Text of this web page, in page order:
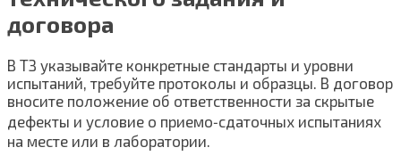
договора
В ТЗ указывайте конкретные стандарты и уровни
испытаний, требуйте протоколы и образцы. В договор
вносите положение об ответственности за скрытые
дефекты и условие о приемо‑сдаточных испытаниях
на месте или в лаборатории.